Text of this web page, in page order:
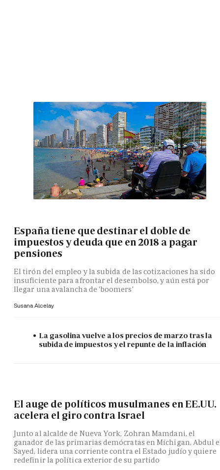
España tiene que destinar el doble de
impuestos y deuda que en 2018 a pagar
pensiones
El tirón del empleo y la subida de las cotizaciones ha sido
insuficiente para afrontar el desembolso, y aún está por
llegar una avalancha de 'boomers'
Susana Alcelay
La gasolina vuelve a los precios de marzo tras la
subida de impuestos y el repunte de la inflación
El auge de políticos musulmanes en EE.UU.
acelera el giro contra Israel
Junto al alcalde de Nueva York, Zohran Mamdani, el
ganador de las primarias demócratas en Míchigan, Abdul
Sayed, lidera una corriente contra el Estado judío y quiere
redefinir la política exterior de su partido